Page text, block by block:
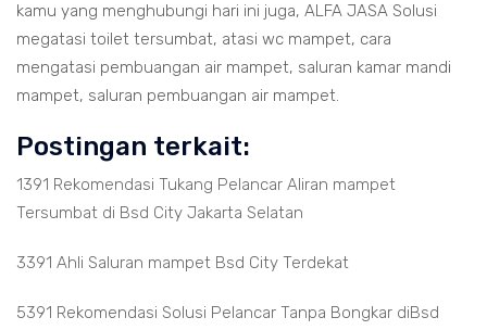
kamu yang menghubungi hari ini juga, ALFA JASA Solusi
megatasi toilet tersumbat, atasi wc mampet, cara
mengatasi pembuangan air mampet, saluran kamar mandi
mampet, saluran pembuangan air mampet.
Postingan terkait:
1391 Rekomendasi Tukang Pelancar Aliran mampet
Tersumbat di Bsd City Jakarta Selatan
3391 Ahli Saluran mampet Bsd City Terdekat
5391 Rekomendasi Solusi Pelancar Tanpa Bongkar diBsd